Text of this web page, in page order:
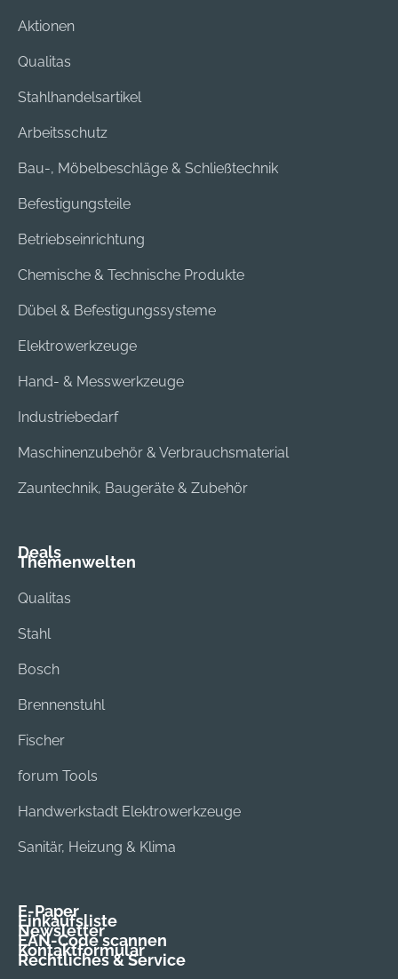
Aktionen
Qualitas
Stahlhandelsartikel
Arbeitsschutz
Bau-, Möbelbeschläge & Schließtechnik
Befestigungsteile
Betriebseinrichtung
Chemische & Technische Produkte
Dübel & Befestigungssysteme
Elektrowerkzeuge
Hand- & Messwerkzeuge
Industriebedarf
Maschinenzubehör & Verbrauchsmaterial
Zauntechnik, Baugeräte & Zubehör
Deals
Themenwelten
Qualitas
Stahl
Bosch
Brennenstuhl
Fischer
forum Tools
Handwerkstadt Elektrowerkzeuge
Sanitär, Heizung & Klima
E-Paper
Einkaufsliste
Newsletter
EAN-Code scannen
Kontaktformular
Rechtliches & Service